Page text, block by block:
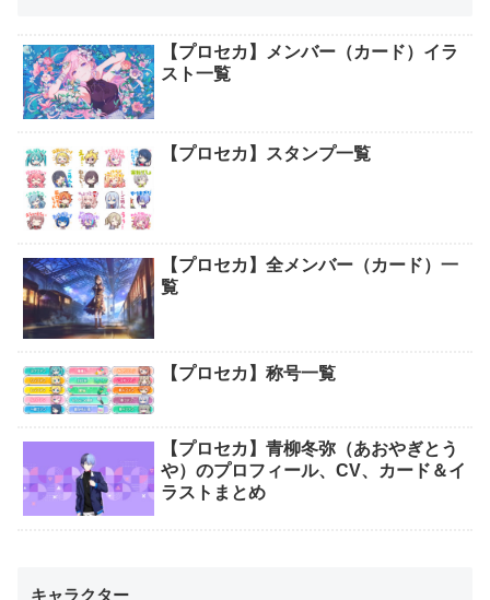
【プロセカ】メンバー（カード）イラ
スト一覧
【プロセカ】スタンプ一覧
【プロセカ】全メンバー（カード）一
覧
【プロセカ】称号一覧
【プロセカ】青柳冬弥（あおやぎとう
や）のプロフィール、CV、カード＆イ
ラストまとめ
キャラクター